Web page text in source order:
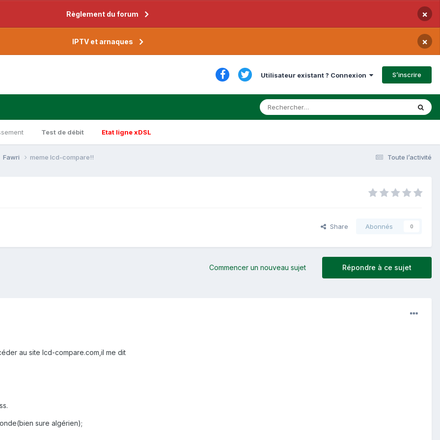
Règlement du forum ×
IPTV et arnaques ×
Utilisateur existant ? Connexion S’inscrire
Test de débit Etat ligne xDSL
Toute l’activité
Fawri meme lcd-compare!!
Share Abonnés 0
Répondre à ce sujet
Commencer un nouveau sujet
au site lcd-compare.com,il me dit
sure algérien);